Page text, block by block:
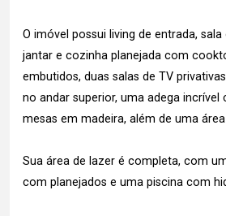
O imóvel possui living de entrada, sala
jantar e cozinha planejada com
embutidos, duas salas de TV
no andar superior, uma adega incrível
mesas em madeira, além de uma
Sua área de lazer é completa, com
com planejados e uma piscina com